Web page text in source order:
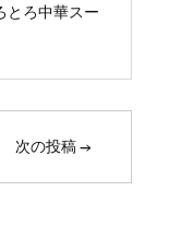
とろ中華スー
次の投稿→